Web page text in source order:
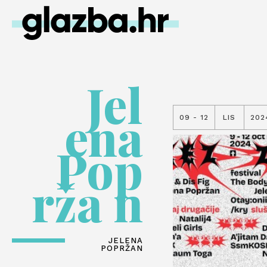
Jel
ena
Pop
rža n
JELENA
POPRŽAN
09 - 12 LIS